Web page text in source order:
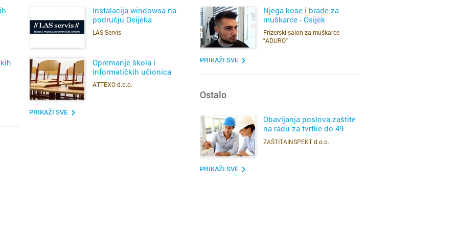
Rijeka
Split
Centar
Dionica
SAZNAJ VIŠE
Instalacija windowsa na
području Osijeka
LAS Servis
SAZNAJ VIŠE
Opremanje škola i
informatičkih učionica
ATTEXO d.o.o.
PRIKAŽI SVE
SAZNAJ VIŠE
Njega kose i brade za
muškarce - Osijek
Frizerski salon za muškarce
"ADURO"
PRIKAŽI SVE
Ostalo
SAZNAJ VIŠE
Obavljanja poslova zaštite
na radu za tvrtke do 49
zaposlenih radnika
ZAŠTITAINSPEKT d.o.o.
PRIKAŽI SVE